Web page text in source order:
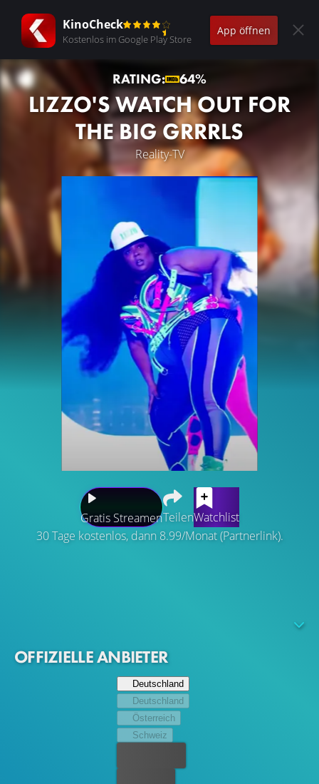
KinoCheck
Kostenlos im Google Play Store
App öffnen
RATING: 64%
LIZZO'S WATCH OUT FOR
THE BIG GRRRLS
Reality-TV
Gratis StreamenTeilenWatchlist
30 Tage kostenlos, dann 8.99/Monat (Partnerlink).
auf den Bühnen der Welt zu twerken und sich in die
OFFIZIELLE ANBIETER
Deutschland
Deutschland
Österreich
Schweiz